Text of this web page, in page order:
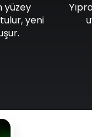
yüzey
yeni